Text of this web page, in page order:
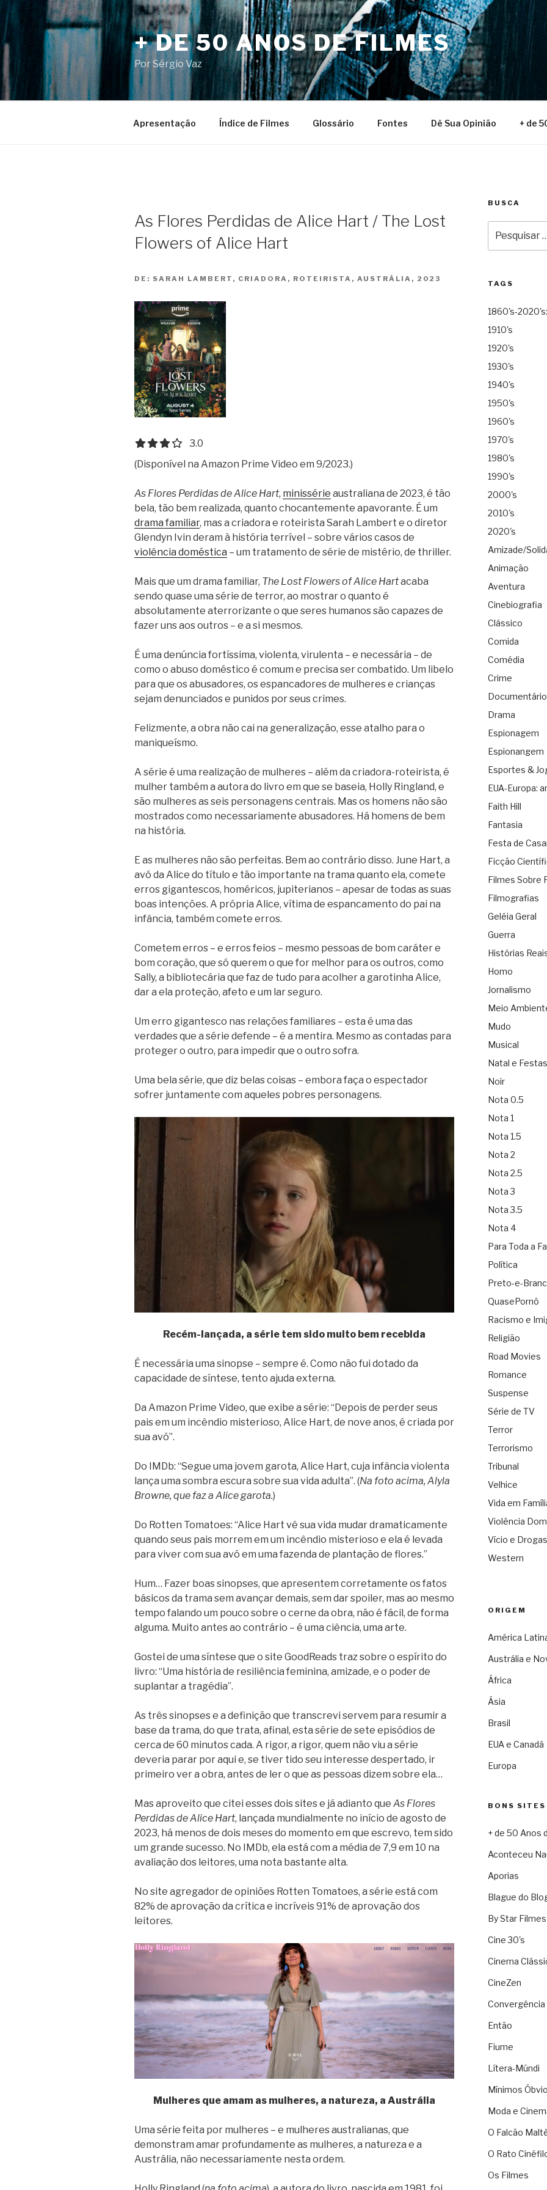
para
o
conteúdo
+ DE 50 ANOS DE FILMES
Por Sérgio Vaz
Apresentação Índice de Filmes Glossário Fontes Dê Sua Opinião + de
As Flores Perdidas de Alice Hart / The Lost
Flowers of Alice Hart
DE: SARAH LAMBERT, CRIADORA, ROTEIRISTA, AUSTRÁLIA, 2023
3.0 out of 5.0 stars
3.0
(Disponível na Amazon Prime Video em 9/2023.)
As Flores Perdidas de Alice Hart, minissérie australiana de 2023, é tão
bela, tão bem realizada, quanto chocantemente apavorante. É um
drama familiar, mas a criadora e roteirista Sarah Lambert e o diretor
Glendyn Ivin deram à história terrível – sobre vários casos de
violência doméstica – um tratamento de série de mistério, de thriller.
Mais que um drama familiar, The Lost Flowers of Alice Hartacaba
sendo quase uma série de terror, ao mostrar o quanto é
absolutamente aterrorizante o que seres humanos são capazes de
fazer uns aos outros – e a si mesmos.
É uma denúncia fortíssima, violenta, virulenta – e necessária – de
como o abuso doméstico é comum e precisa ser combatido. Um libelo
para que os abusadores, os espancadores de mulheres e crianças
sejam denunciados e punidos por seus crimes.
Felizmente, a obra não cai na generalização, esse atalho para o
maniqueísmo.
A série é uma realização de mulheres – além da criadora-roteirista, é
mulher também a autora do livro em que se baseia, Holly Ringland, e
são mulheres as seis personagens centrais. Mas os homens não são
mostrados como necessariamente abusadores. Há homens de bem
na história.
E as mulheres não são perfeitas. Bem ao contrário disso. June Hart, a
avó da Alice do título e tão importante na trama quanto ela, comete
erros gigantescos, homéricos, jupiterianos – apesar de todas as suas
boas intenções. A própria Alice, vítima de espancamento do pai na
infância, também comete erros.
Cometem erros – e erros feios – mesmo pessoas de bom caráter e
bom coração, que só querem o que for melhor para os outros, como
Sally, a bibliotecária que faz de tudo para acolher a garotinha Alice,
dar a ela proteção, afeto e um lar seguro.
Um erro gigantesco nas relações familiares – esta é uma das
verdades que a série defende – é a mentira. Mesmo as contadas para
proteger o outro, para impedir que o outro sofra.
Uma bela série, que diz belas coisas – embora faça o espectador
sofrer juntamente com aqueles pobres personagens.
Recém-lançada, a série tem sido muito bem recebida
É necessária uma sinopse – sempre é. Como não fui dotado da
capacidade de síntese, tento ajuda externa.
Da Amazon Prime Video, que exibe a série: “Depois de perder seus
pais em um incêndio misterioso, Alice Hart, de nove anos, é criada por
sua avó”.
Do IMDb: “Segue uma jovem garota, Alice Hart, cuja infância violenta
lança uma sombra escura sobre sua vida adulta”. (Na foto acima, Alyla
Browne, que faz a Alice garota.)
Do Rotten Tomatoes: “Alice Hart vê sua vida mudar dramaticamente
quando seus pais morrem em um incêndio misterioso e ela é levada
para viver com sua avó em uma fazenda de plantação de flores.”
Hum… Fazer boas sinopses, que apresentem corretamente os fatos
básicos da trama sem avançar demais, sem dar spoiler, mas ao mesmo
tempo falando um pouco sobre o cerne da obra, não é fácil, de forma
alguma. Muito antes ao contrário – é uma ciência, uma arte.
Gostei de uma síntese que o site GoodReads traz sobre o espírito do
livro: “Uma história de resiliência feminina, amizade, e o poder de
suplantar a tragédia”.
As três sinopses e a definição que transcrevi servem para resumir a
base da trama, do que trata, afinal, esta série de sete episódios de
cerca de 60 minutos cada. A rigor, a rigor, quem não viu a série
deveria parar por aqui e, se tiver tido seu interesse despertado, ir
primeiro ver a obra, antes de ler o que as pessoas dizem sobre ela…
Mas aproveito que citei esses dois sites e já adianto que As Flores
Perdidas de Alice Hart, lançada mundialmente no início de agosto de
2023, há menos de dois meses do momento em que escrevo, tem sido
um grande sucesso. No IMDb, ela está com a média de 7,9 em 10 na
avaliação dos leitores, uma nota bastante alta.
No site agregador de opiniões Rotten Tomatoes, a série está com
82% de aprovação da crítica e incríveis 91% de aprovação dos
leitores.
Mulheres que amam as mulheres, a natureza, a Austrália
Uma série feita por mulheres – e mulheres australianas, que
demonstram amar profundamente as mulheres, a natureza e a
Austrália, não necessariamente nesta ordem.
BUSCA
por:
TAGS
1860's-
1910's
1920's
1930's
1940's
1950's
1960's
1970's
1980's
1990's
2000's
2010's
2020's
Amizade/
Animação
Aventura
Cinebiografia
Clássico
Comida
Comédia
Crime
Documentário
Drama
Espionagem
Espionangem
Esportes &
EUA-Europa:
Faith Hill
Fantasia
Festa de
Ficção
Filmes Sobre
Filmografias
Geléia Geral
Guerra
Histórias
Homo
Jornalismo
Meio
Mudo
Musical
Natal e Festas
Noir
Nota 0.5
Nota 1
Nota 1.5
Nota 2
Nota 2.5
Nota 3
Nota 3.5
Nota 4
Para Toda a
Política
Preto-e-
QuasePornô
Racismo e
Religião
Road Movies
Romance
Suspense
Série de TV
Terror
Terrorismo
Tribunal
Velhice
Vida em
Violência
Vício e Drogas
Western
ORIGEM
América
Austrália e
África
Ásia
Brasil
EUA e Canadá
Europa
BONS SITES
+ de 50 Anos
Aconteceu
Aporias
Blague do
By Star Filmes
Cine 30's
Cinema
CineZen
Convergência
Então
Fiume
Lítera-Múndi
Mínimos
Moda e
O Falcão
O Rato
Os Filmes